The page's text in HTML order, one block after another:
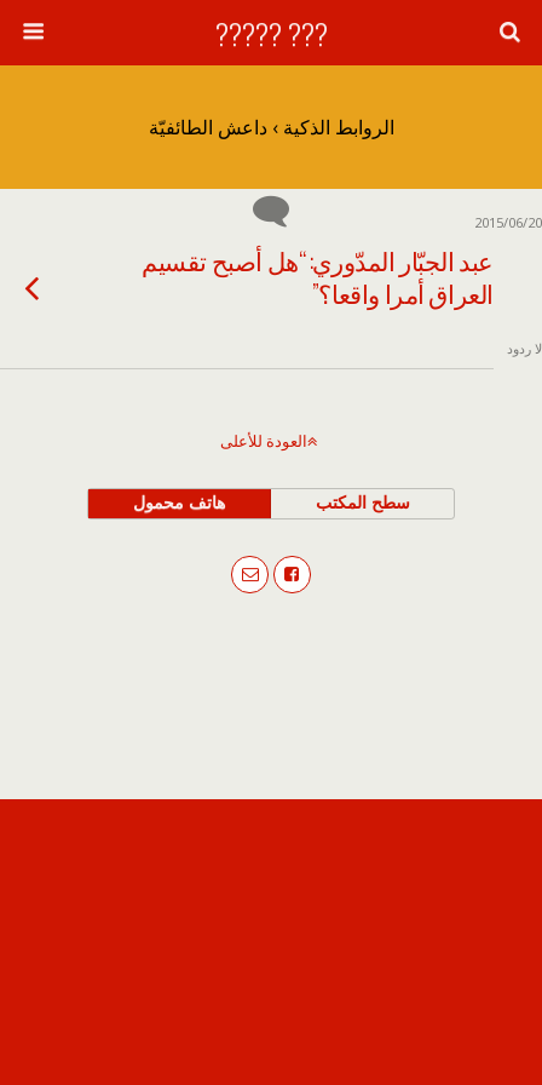
??? ?????
الروابط الذكية › داعش الطائفيّة
2015/06/20
عبد الجبّار المدّوري: “هل أصبح تقسيم
العراق أمرا واقعا؟”
لا ردود
العودة للأعلى
هاتف محمول سطح المكتب